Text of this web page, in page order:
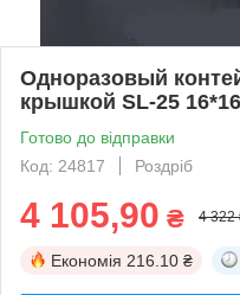
Одноразовый
крышкой SL-25
Готово до відправки
Код: 24817
Роздріб
4 105,90 ₴ 4 322
Економія 216.10 ₴